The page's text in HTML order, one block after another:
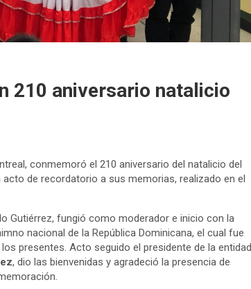
210 aniversario natalicio
conmemoró el 210 aniversario del natalicio del
acto de recordatorio a sus memorias, realizado en el
Gutiérrez, fungió como moderador e inicio con la
nacional de la República Dominicana, el cual fue
presentes. Acto seguido el presidente de la entidad
, dio las bienvenidas y agradeció la presencia de